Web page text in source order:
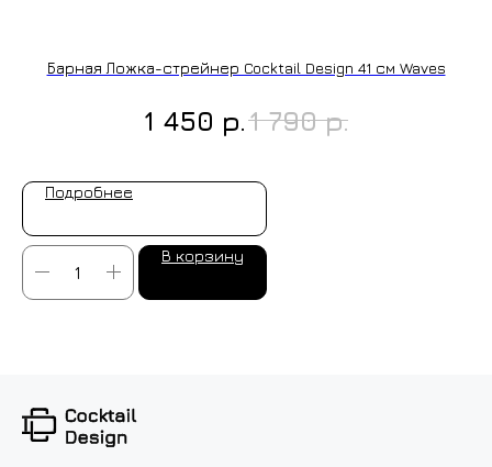
Барная Ложка-стрейнер Cocktail Design 41 см Waves
1 450 р.1 790 р.
Подробнее
В корзину